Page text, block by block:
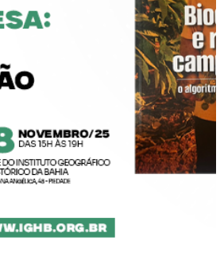
2 min de leitura
da escritora Rosana
dia 27 de novembro, na